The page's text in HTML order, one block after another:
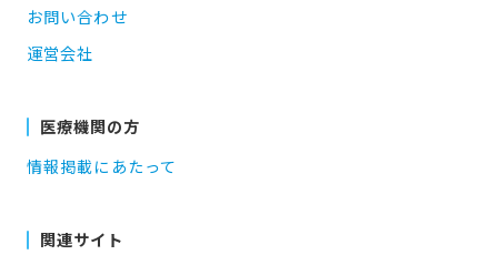
お問い合わせ
運営会社
医療機関の方
情報掲載にあたって
関連サイト